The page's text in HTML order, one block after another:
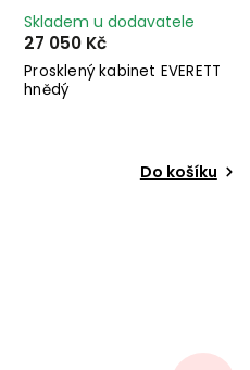
Prosklený kabinet EVERETT
hnědý
Skladem u dodavatele
27 050 Kč
Do košíku